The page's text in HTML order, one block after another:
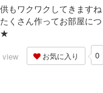
もワクワクしてきますね
くさん作ってお部屋につ
★
view お気に入り 0